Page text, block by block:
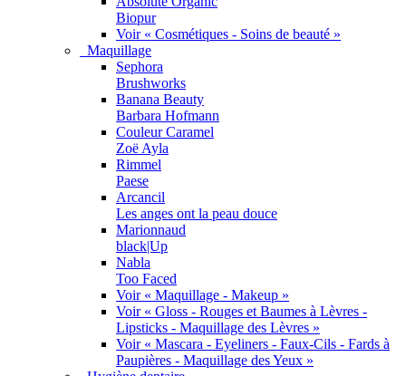
Biopur
Voir « Cosmétiques - Soins de beauté »
Maquillage
Sephora
Brushworks
Banana Beauty
Barbara Hofmann
Couleur Caramel
Zoë Ayla
Rimmel
Paese
Arcancil
Les anges ont la peau douce
Marionnaud
black|Up
Nabla
Too Faced
Voir « Maquillage - Makeup »
Voir « Gloss - Rouges et Baumes à Lèvres -
Lipsticks - Maquillage des Lèvres »
Voir « Mascara - Eyeliners - Faux-Cils - Fards à
Paupières - Maquillage des Yeux »